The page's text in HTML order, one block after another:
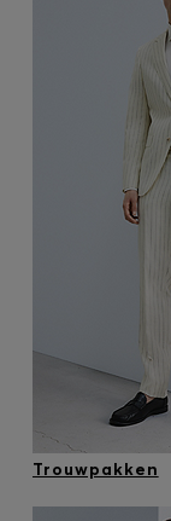
Trouwpakken